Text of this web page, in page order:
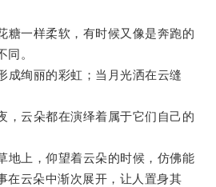
一样柔软，有时候又像是奔跑的
同。
绚丽的彩虹；当月光洒在云缝
云朵都在演绎着属于它们自己的
上，仰望着云朵的时候，仿佛能
在云朵中渐次展开，让人置身其